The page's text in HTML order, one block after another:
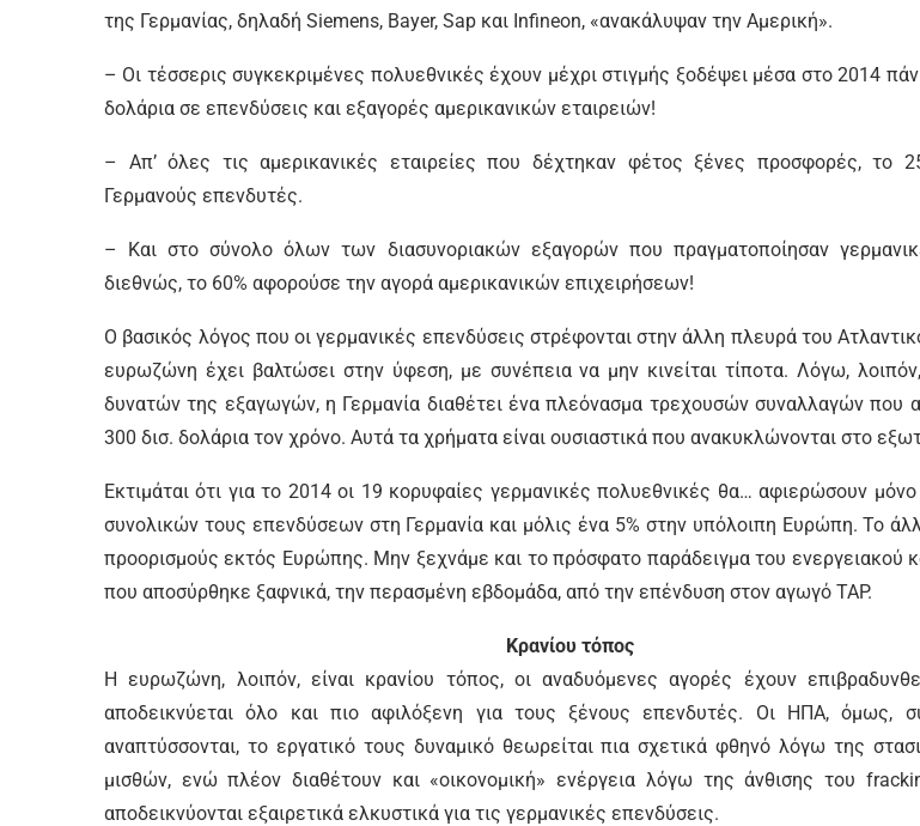
της Γερμανίας, δηλαδή Siemens, Bayer, Sap και Infineon, «ανακάλυψαν την Αμερική».
– Οι τέσσερις συγκεκριμένες πολυεθνικές έχουν μέχρι στιγμής ξοδέψει μέσα στο 2014
δολάρια σε επενδύσεις και εξαγορές αμερικανικών εταιρειών!
– Απ’ όλες τις αμερικανικές εταιρείες που δέχτηκαν φέτος ξένες προσφορές, το
Γερμανούς επενδυτές.
– Και στο σύνολο όλων των διασυνοριακών εξαγορών που πραγματοποίησαν
διεθνώς, το 60% αφορούσε την αγορά αμερικανικών επιχειρήσεων!
Ο βασικός λόγος που οι γερμανικές επενδύσεις στρέφονται στην άλλη πλευρά του
ευρωζώνη έχει βαλτώσει στην ύφεση, με συνέπεια να μην κινείται τίποτα. Λόγω,
δυνατών της εξαγωγών, η Γερμανία διαθέτει ένα πλεόνασμα τρεχουσών συναλλαγών που
300 δισ. δολάρια τον χρόνο. Αυτά τα χρήματα είναι ουσιαστικά που ανακυκλώνονται στο
Εκτιμάται ότι για το 2014 οι 19 κορυφαίες γερμανικές πολυεθνικές θα… αφιερώσουν
συνολικών τους επενδύσεων στη Γερμανία και μόλις ένα 5% στην υπόλοιπη Ευρώπη. Το
προορισμούς εκτός Ευρώπης. Μην ξεχνάμε και το πρόσφατο παράδειγμα του ενεργειακού
που αποσύρθηκε ξαφνικά, την περασμένη εβδομάδα, από την επένδυση στον αγωγό TAP.
Κρανίου τόπος
Η ευρωζώνη, λοιπόν, είναι κρανίου τόπος, οι αναδυόμενες αγορές έχουν
αποδεικνύεται όλο και πιο αφιλόξενη για τους ξένους επενδυτές. Οι ΗΠΑ, όμως,
αναπτύσσονται, το εργατικό τους δυναμικό θεωρείται πια σχετικά φθηνό λόγω της
μισθών, ενώ πλέον διαθέτουν και «οικονομική» ενέργεια λόγω της άνθισης του
αποδεικνύονται εξαιρετικά ελκυστικά για τις γερμανικές επενδύσεις.